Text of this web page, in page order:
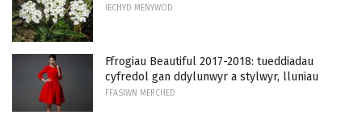
IECHYD MENYWOD
Ffrogiau Beautiful 2017-2018: tueddiadau
cyfredol gan ddylunwyr a stylwyr, lluniau
FFASIWN MERCHED